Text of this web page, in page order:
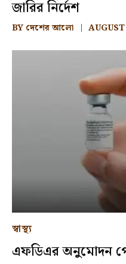
জারির নির্দেশ
BY দেশের আলো
স্বাস্থ্য
এফডিএর অনুমোদন